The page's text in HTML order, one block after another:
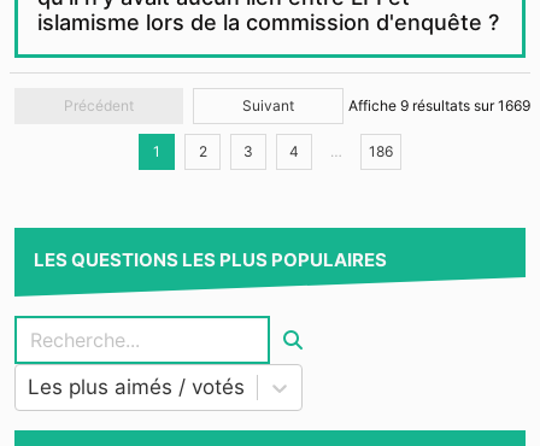
islamisme lors de la commission d'enquête ?
Précédent Suivant Affiche 9 résultats sur1669
1 2 3 4 186
LES QUESTIONS LES PLUS POPULAIRES
Les plus aimés / votés